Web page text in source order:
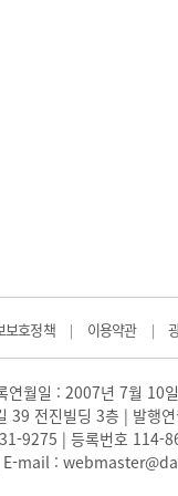
보호정책 | 이용약관 |
월일 : 2007년 7월 10
39 전진빌딩 3층 | 발행
9275 | 등록번호 114-
| E-mail :